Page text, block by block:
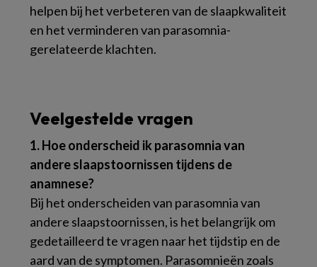
helpen bij het verbeteren van de slaapkwaliteit
en het verminderen van parasomnia-
gerelateerde klachten.
Veelgestelde vragen
1. Hoe onderscheid ik parasomnia van
andere slaapstoornissen tijdens de
anamnese?
Bij het onderscheiden van parasomnia van
andere slaapstoornissen, is het belangrijk om
gedetailleerd te vragen naar het tijdstip en de
aard van de symptomen. Parasomnieën zoals